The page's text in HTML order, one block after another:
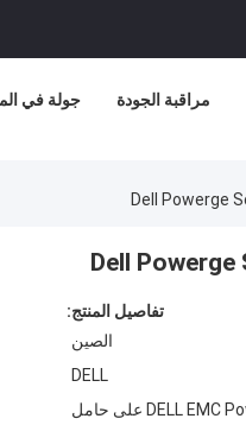
جولة في مراقبة الجودة
تفاصيل المنتج:
الصين
DELL